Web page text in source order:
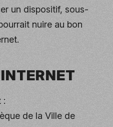
un dispositif, sous-
nuire au bon
:
de la Ville de